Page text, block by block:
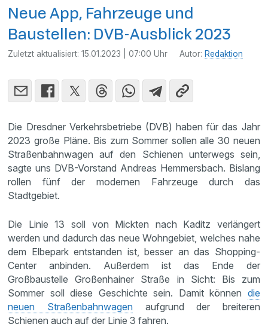
Neue App, Fahrzeuge und
Baustellen: DVB-Ausblick 2023
Zuletzt aktualisiert:15.01.2023 | 07:00 Uhr Autor: Redaktion
Die Dresdner Verkehrsbetriebe (DVB) haben für das Jahr
2023 große Pläne. Bis zum Sommer sollen alle 30 neuen
Straßenbahnwagen auf den Schienen unterwegs sein,
sagte uns DVB-Vorstand Andreas Hemmersbach. Bislang
rollen fünf der modernen Fahrzeuge durch das
Stadtgebiet.
Die Linie 13 soll von Mickten nach Kaditz verlängert
werden und dadurch das neue Wohngebiet, welches nahe
dem Elbepark entstanden ist, besser an das Shopping-
Center anbinden. Außerdem ist das Ende der
Großbaustelle Großenhainer Straße in Sicht: Bis zum
Sommer soll diese Geschichte sein. Damit können die
neuen Straßenbahnwagenaufgrund der breiteren
Schienen auch auf der Linie 3 fahren.